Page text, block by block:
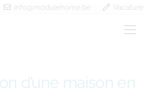
info@modulehome.be
d’une maison en